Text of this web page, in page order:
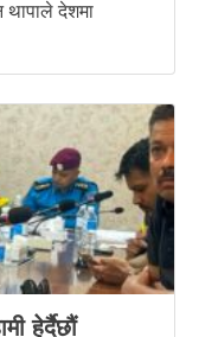
थापाले देशमा
हेर्दैछौं